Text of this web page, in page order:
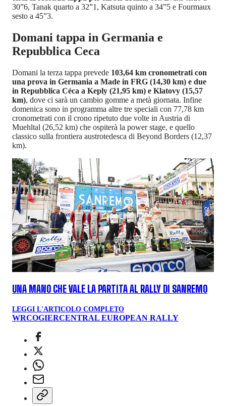
30”6, Tanak quarto a 32”1, Katsuta quinto a 34”5 e Fourmaux
sesto a 45”3.
Domani tappa in Germania e
Repubblica Ceca
Domani la terza tappa prevede 103,64 km cronometrati con
una prova in Germania a Made in FRG (14,30 km) e due
in Repubblica Céca a Keply (21,95 km) e Klatovy (15,57
km), dove ci sarà un cambio gomme a metà giornata. Infine
domenica sono in programma altre tre speciali con 77,78 km
cronometrati con il crono ripetuto due volte in Austria di
Muehltal (26,52 km) che ospiterà la power stage, e quello
classico sulla frontiera austrotedesca di Beyond Borders (12,37
km).
UNA MANO CHE VALE LA PARTITA AL RALLY DI SANREMO
LEGGI L'ARTICOLO COMPLETO
WRCOGIERCENTRAL EUROPEAN RALLY